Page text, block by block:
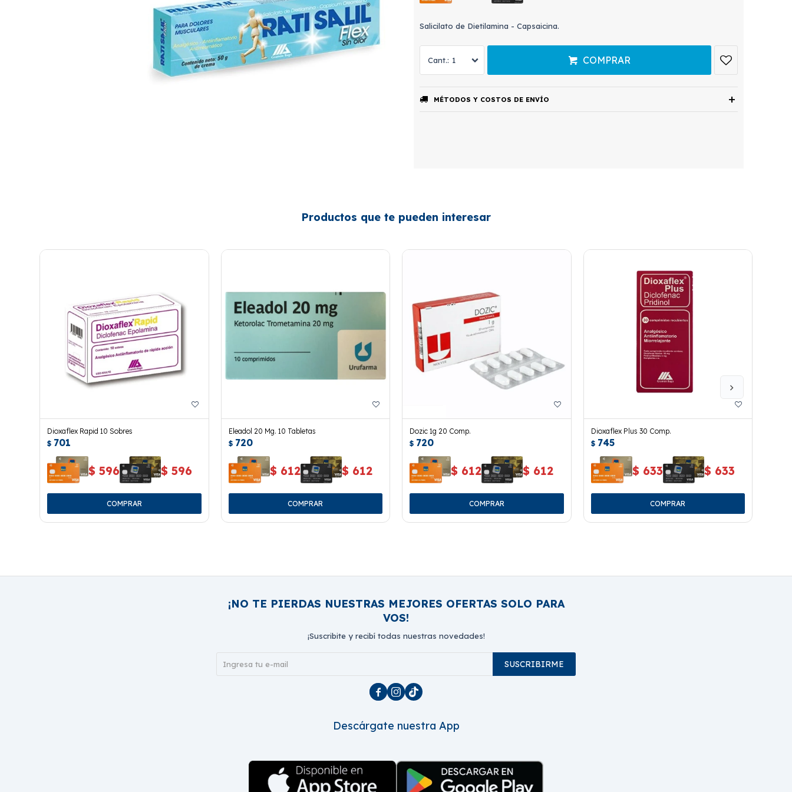
Salicilato de Dietilamina - Capsaicina.
1 COMPRAR
MÉTODOS Y COSTOS DE ENVÍO
Productos que te pueden interesar
Dioxaflex Rapid 10 Sobres
$ 701
$ 596 $ 596
Eleadol 20 Mg. 10 Tabletas
$ 720
$ 612 $ 612
Dozic 1g 20 Comp.
$ 720
$ 612 $ 612
Dioxaflex Plus 30 Comp.
$ 745
$ 633 $ 633
¡NO TE PIERDAS NUESTRAS MEJORES OFERTAS SOLO PARA
VOS!
¡Suscribite y recibí todas nuestras novedades!
SUSCRIBIRME
  
Descárgate nuestra App